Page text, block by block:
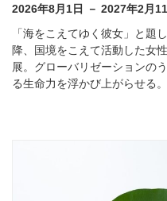
2026年8月1日 － 2027年2月
「海をこえてゆく彼女」と題
降、国境をこえて活動した女
展。グローバリゼーションの
る生命力を浮かび上がらせる。